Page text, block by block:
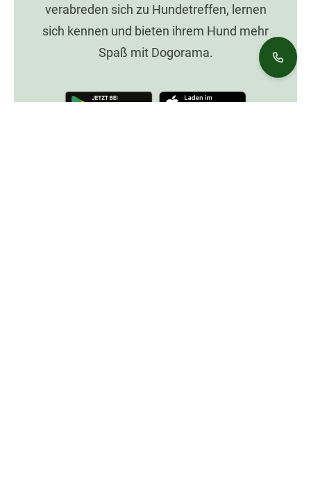
verabreden sich zu Hundetreffen, lernen
sich kennen und bieten ihrem Hund mehr
Spaß mit Dogorama.